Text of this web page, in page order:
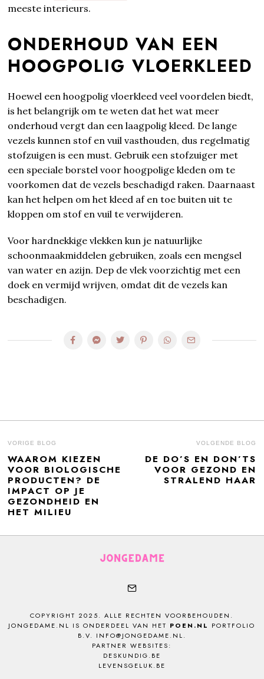
meeste interieurs.
ONDERHOUD VAN EEN
HOOGPOLIG VLOERKLEED
Hoewel een hoogpolig vloerkleed veel voordelen biedt,
is het belangrijk om te weten dat het wat meer
onderhoud vergt dan een laagpolig kleed. De lange
vezels kunnen stof en vuil vasthouden, dus regelmatig
stofzuigen is een must. Gebruik een stofzuiger met
een speciale borstel voor hoogpolige kleden om te
voorkomen dat de vezels beschadigd raken. Daarnaast
kan het helpen om het kleed af en toe buiten uit te
kloppen om stof en vuil te verwijderen.
Voor hardnekkige vlekken kun je natuurlijke
schoonmaakmiddelen gebruiken, zoals een mengsel
van water en azijn. Dep de vlek voorzichtig met een
doek en vermijd wrijven, omdat dit de vezels kan
beschadigen.
BERICHT
NAVIGATIE
VORIGE BLOG
Previous
post:
WAAROM KIEZEN
VOOR BIOLOGISCHE
PRODUCTEN? DE
IMPACT OP JE
GEZONDHEID EN
HET MILIEU
VOLGENDE BLOG
DE DO’S EN DON’TS
VOOR GEZOND EN
STRALEND HAAR
COPYRIGHT 2025. ALLE RECHTEN VOORBEHOUDEN.
JONGEDAME.NL IS ONDERDEEL VAN HET POEN.NL PORTFOLIO
B.V. INFO@JONGEDAME.NL.
PARTNER WEBSITES:
DESKUNDIG.BE
LEVENSGELUK.BE